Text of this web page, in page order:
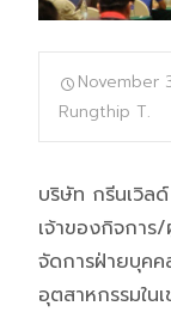
November
Rungthip T.
บริษัท กรีนเวิ
เจ้าของกิจกา
จัดการฝ่ายบุคค
อุตสาหกรรมใน